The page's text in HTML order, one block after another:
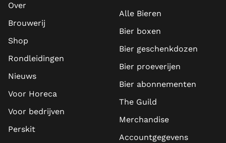
Over
Brouwerij
Shop
Rondleidingen
Nieuws
Voor Horeca
Voor bedrijven
Perskit
Alle Bieren
Bier boxen
Bier geschenkdozen
Bier proeverijen
Bier abonnementen
The Guild
Merchandise
Accountgegevens